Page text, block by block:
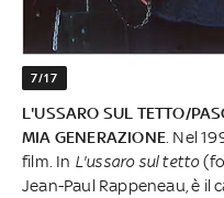
7/17
L'USSARO SUL TETTO/
MIA GENERAZIONE . Nel
film. In L'ussaro sul tetto
Jean-Paul Rappeneau, è il